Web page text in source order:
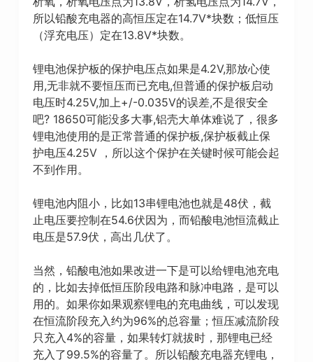
所以铅酸充电器的高恒压定在14.7V*块数；低恒压
（浮充电压）定在13.8V*块数。
锂电池保护板的保护电压点如果是4.2V,那放心使
用,无非就不要恒压而已充电,但普通的保护板启动
电压时4.25V,加上+/-0.035V的误差,不是很安全
吧? 18650可能没多大事,铝壳大单体难说了，很多
锂电池使用的是正常普通的保护板,保护板截止保
护电压4.25V ，所以这个保护在关键时候可能会起
不到作用。
锂电池内阻小，比如13串锂电池也就是48伏，截
止电压要控制在54.6伏因为，而铅酸电池恒流截止
电压是57.9伏，高出几伏了。
当然，铅酸电池如果改进一下是可以给锂电池充电
的，比如去掉低恒压阶段电路和脉冲电路，是可以
用的。如果你如果观察锂电的充电曲线，可以发现
在恒流阶段充入约为96%的总容量；恒压减流阶段
只充入4%的容量，如果转灯就拔时，那锂电已经
充入了99.5%的容量了。所以铅酸充电器充锂电，